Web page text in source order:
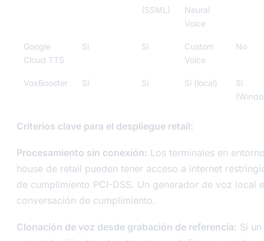
(SSML)
Neural
Voice
Google
Cloud TTS
Sí Sí
Custom
Voice
No
VoxBooster Sí Sí Sí (local)
Sí
Criterios clave para el despliegue retail:
Procesamiento sin conexión: Los terminales en
house de retail pueden tener acceso a internet
de cumplimiento PCI-DSS. Un generador de voz local
conversación de cumplimiento.
Clonación de voz desde grabación de referencia: Si